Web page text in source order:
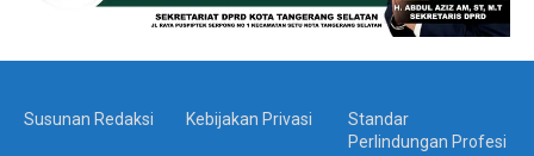
Susunan Redaksi Kebijakan Privasi
Standar
Perlindungan Profesi